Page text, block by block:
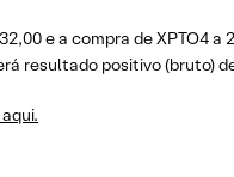
e a compra de XPTO4
resultado positivo (bruto)